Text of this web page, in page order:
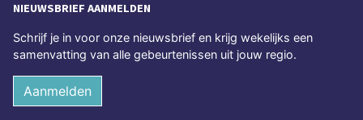
NIEUWSBRIEF AANMELDEN
Schrijf je in voor onze nieuwsbrief en krijg wekelijks een
samenvatting van alle gebeurtenissen uit jouw regio.
Aanmelden